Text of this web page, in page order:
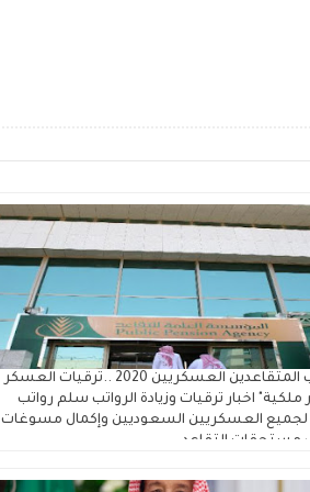
رواتب المتقاعدين العسكريين 2020 ..ترقيات العسكر
ملكية" اخبار ترقيات وزيادة الرواتب سلم رواتب
لجميع العسكريين السعوديين وإكمال مسوغات
التقاعد